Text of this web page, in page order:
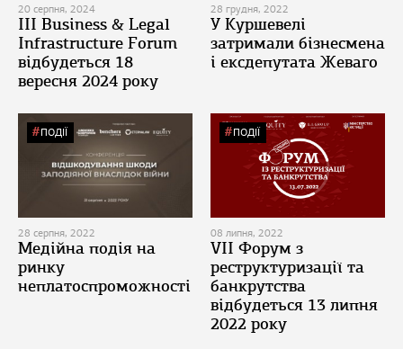
20 серпня, 2024
ІІІ Business & Legal
Infrastructure Forum
відбудеться 18
вересня 2024 року
28 грудня, 2022
У Куршевелі
затримали бізнесмена
і ексдепутата Жеваго
ПОДІЇ
28 серпня, 2022
Медійна подія на
ринку
неплатоспроможності
ПОДІЇ
08 липня, 2022
VII Форум з
реструктуризації та
банкрутства
відбудеться 13 липня
2022 року